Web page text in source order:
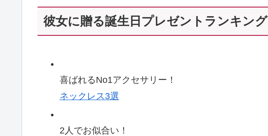
彼女に贈る誕生日プレゼントランキング
喜ばれるNo1アクセサリー！
ネックレス3選
2人でお似合い！